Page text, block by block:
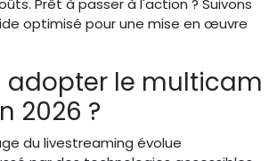
Prêt à passer à l'action ? Suivons
optimisé pour une mise en œuvre
adopter le multicam
2026 ?
du livestreaming évolue